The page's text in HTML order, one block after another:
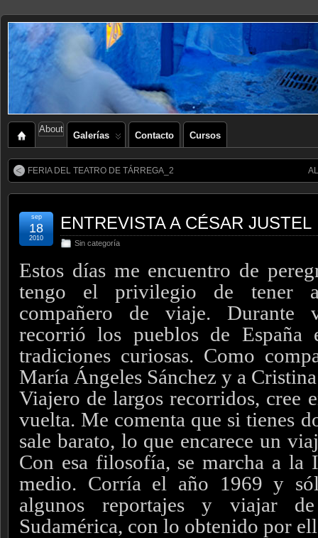
About
Galerías Contacto Cursos
FERIA DEL TEATRO DE TÁRREGA_2
ENTREVISTA A CÉSAR JUSTEL
Sin categoría
sep
18
2010
Estos días me encuentro de
tengo el privilegio de tener
compañero de viaje. Durante
recorrió los pueblos de España
tradiciones curiosas. Como
María Ángeles Sánchez y a
Viajero de largos recorridos, cree
vuelta. Me comenta que si tienes
sale barato, lo que encarece un
Con esa filosofía, se marcha a la
medio. Corría el año 1969 y
algunos reportajes y viajar
Sudamérica, con lo obtenido por